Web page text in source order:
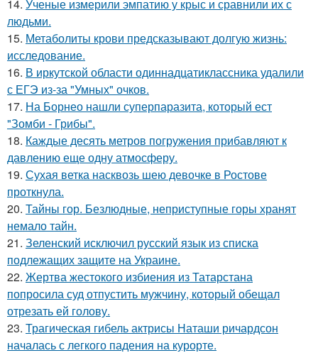
14. Ученые измерили эмпатию у крыс и сравнили их с
людьми.
15. Метаболиты крови предсказывают долгую жизнь:
исследование.
16. В иркутской области одиннадцатиклассника удалили
с ЕГЭ из-за "Умных" очков.
17. На Борнео нашли суперпаразита, который ест
"Зомби - Грибы".
18. Каждые десять метров погружения прибавляют к
давлению еще одну атмосферу.
19. Сухая ветка насквозь шею девочке в Ростове
проткнула.
20. Тайны гор. Безлюдные, неприступные горы хранят
немало тайн.
21. Зеленский исключил русский язык из списка
подлежащих защите на Украине.
22. Жертва жестокого избиения из Татарстана
попросила суд отпустить мужчину, который обещал
отрезать ей голову.
23. Трагическая гибель актрисы Наташи ричардсон
началась с легкого падения на курорте.